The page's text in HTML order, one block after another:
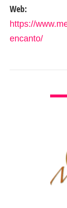
Web:
https://
encanto/